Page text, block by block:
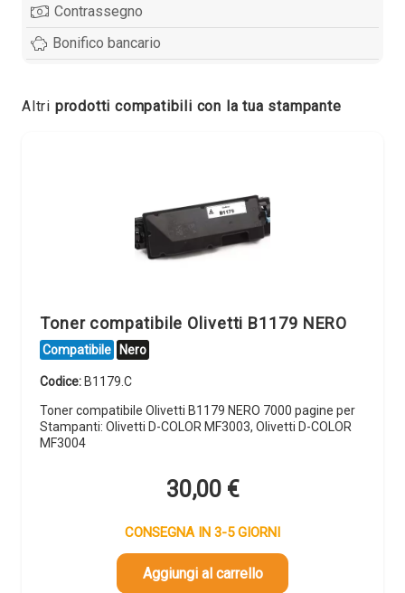
Contrassegno
Bonifico bancario
Altri prodotti compatibili con la tua stampante
Toner compatibile Olivetti B1179 NERO
Compatibile Nero
Codice: B1179.C
Toner compatibile Olivetti B1179 NERO 7000 pagine per
Stampanti: Olivetti D-COLOR MF3003, Olivetti D-COLOR
MF3004
30,00 €
CONSEGNA IN 3-5 GIORNI
Aggiungi al carrello